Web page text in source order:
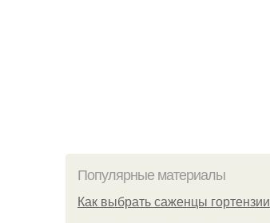
Популярные материалы
Как выбрать саженцы гортензии